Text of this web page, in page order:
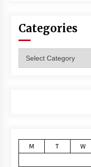
Categories
M
T W